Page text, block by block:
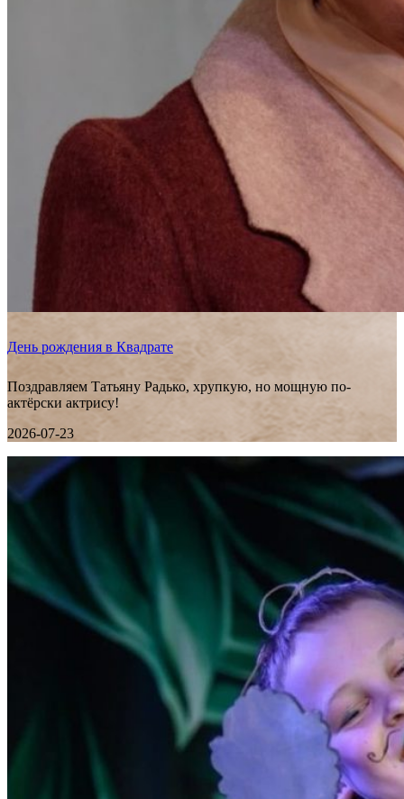
День рождения в Квадрате
Поздравляем Татьяну Радько, хрупкую, но мощную по-
актёрски актрису!
2026-07-23